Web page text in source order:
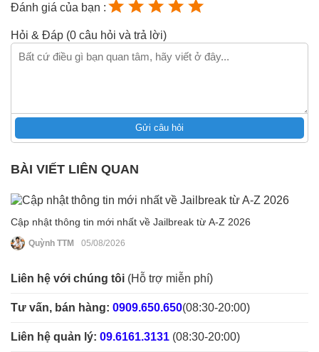
Đánh giá của bạn :
Hỏi & Đáp (0 câu hỏi và trả lời)
Gửi câu hỏi
BÀI VIẾT LIÊN QUAN
Cập nhật thông tin mới nhất về Jailbreak từ A-Z 2026
Quỳnh TTM 05/08/2026
Liên hệ với chúng tôi (Hỗ trợ miễn phí)
Tư vấn, bán hàng: 0909.650.650(08:30-20:00)
Liên hệ quản lý: 09.6161.3131 (08:30-20:00)